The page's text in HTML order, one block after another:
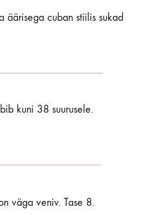
äärisega cuban stiilis sukad
kuni 38 suurusele.
väga veniv. Tase 8.